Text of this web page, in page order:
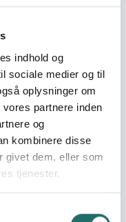
indhold og
sociale medier og til
oplysninger om
partnere inden
og
kombinere disse
givet dem, eller som
tjenester.
2025, Pakistan
flooding crisis,
rainfall and
caused
rains
deaths and 675
Disaster
crops, roads,